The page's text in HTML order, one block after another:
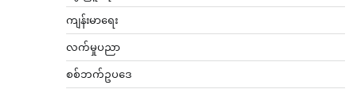
ကျန်းမာရေး
လက်မှုပညာ
စစ်ဘက်ဥပဒေ